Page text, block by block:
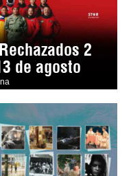
2
de agosto